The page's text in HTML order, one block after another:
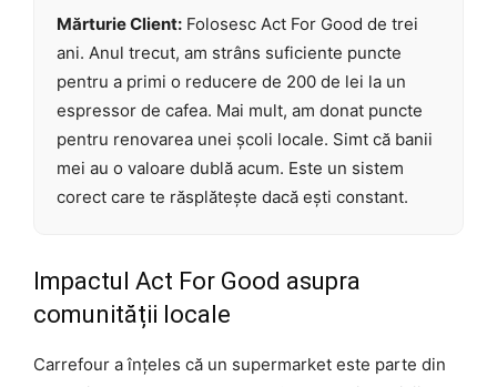
Mărturie Client: Folosesc Act For Good de trei
ani. Anul trecut, am strâns suficiente puncte
pentru a primi o reducere de 200 de lei la un
espressor de cafea. Mai mult, am donat puncte
pentru renovarea unei școli locale. Simt că banii
mei au o valoare dublă acum. Este un sistem
corect care te răsplătește dacă ești constant.
Impactul Act For Good asupra
comunității locale
Carrefour a înțeles că un supermarket este parte din